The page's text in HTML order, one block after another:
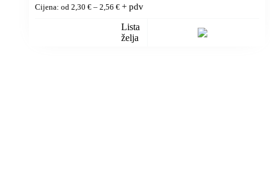
Cijena: od 2,30 € – 2,56 €Raspon
cijena:
od
2,30 €
do
+ pdv
Lista
želja